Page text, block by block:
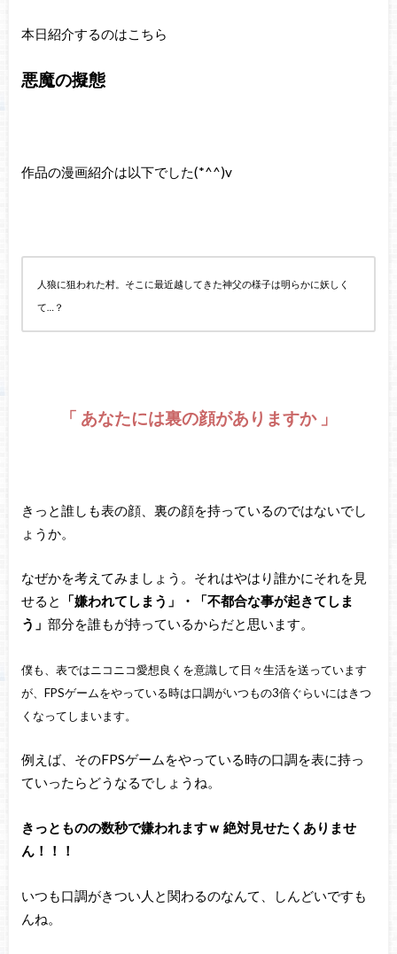
本日紹介するのはこちら
悪魔の擬態
作品の漫画紹介は以下でした(*^^)v
人狼に狙われた村。そこに最近越してきた神父の様子は明らかに妖しく
て…？
「 あなたには裏の顔がありますか 」
きっと誰しも表の顔、裏の顔を持っているのではないでし
ょうか。
なぜかを考えてみましょう。それはやはり誰かにそれを見
せると
「嫌われてしまう」・「不都合な事が起きてしま
う」 部分を誰もが持っているからだと思います。
僕も、表ではニコニコ愛想良くを意識して日々生活を送っています
が、FPSゲームをやっている時は口調がいつもの3倍ぐらいにはきつ
くなってしまいます。
例えば、そのFPSゲームをやっている時の口調を表に持っ
ていったらどうなるでしょうね。
きっとものの数秒で嫌われますｗ 絶対見せたくありませ
ん！！！
いつも口調がきつい人と関わるのなんて、しんどいですも
んね。